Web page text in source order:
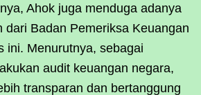
Ahok juga menduga adanya
dari Badan Pemeriksa Keuangan
ini. Menurutnya, sebagai
audit keuangan negara,
transparan dan bertanggung